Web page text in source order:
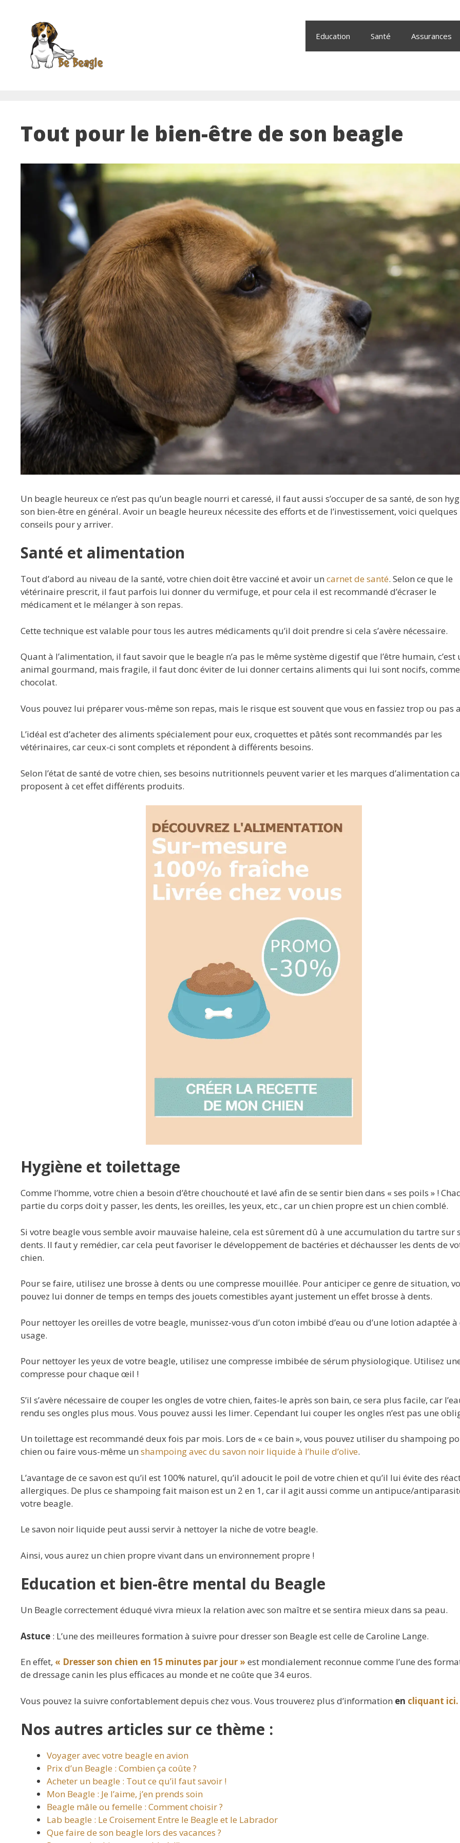
contenu
Education Santé Assurances
Tout pour le bien-être de son beagle
Un beagle heureux ce n’est pas qu’un beagle nourri et caressé, il faut aussi s’occuper de sa santé, de son
son bien-être en général. Avoir un beagle heureux nécessite des efforts et de l’investissement, voici quelques
conseils pour y arriver.
Santé et alimentation
Tout d’abord au niveau de la santé, votre chien doit être vacciné et avoir un carnet de santé. Selon ce que le
vétérinaire prescrit, il faut parfois lui donner du vermifuge, et pour cela il est recommandé d’écraser le
médicament et le mélanger à son repas.
Cette technique est valable pour tous les autres médicaments qu’il doit prendre si cela s’avère nécessaire.
Quant à l’alimentation, il faut savoir que le beagle n’a pas le même système digestif que l’être humain, c’est
animal gourmand, mais fragile, il faut donc éviter de lui donner certains aliments qui lui sont nocifs,
chocolat.
Vous pouvez lui préparer vous-même son repas, mais le risque est souvent que vous en fassiez trop ou pas
L’idéal est d’acheter des aliments spécialement pour eux, croquettes et pâtés sont recommandés par les
vétérinaires, car ceux-ci sont complets et répondent à différents besoins.
Selon l’état de santé de votre chien, ses besoins nutritionnels peuvent varier et les marques d’alimentation
proposent à cet effet différents produits.
Hygiène et toilettage
Comme l’homme, votre chien a besoin d’être chouchouté et lavé afin de se sentir bien dans « ses poils » !
partie du corps doit y passer, les dents, les oreilles, les yeux, etc., car un chien propre est un chien comblé.
Si votre beagle vous semble avoir mauvaise haleine, cela est sûrement dû à une accumulation du tartre sur
dents. Il faut y remédier, car cela peut favoriser le développement de bactéries et déchausser les dents de
chien.
Pour se faire, utilisez une brosse à dents ou une compresse mouillée. Pour anticiper ce genre de situation,
pouvez lui donner de temps en temps des jouets comestibles ayant justement un effet brosse à dents.
Pour nettoyer les oreilles de votre beagle, munissez-vous d’un coton imbibé d’eau ou d’une lotion adaptée à
usage.
Pour nettoyer les yeux de votre beagle, utilisez une compresse imbibée de sérum physiologique. Utilisez
compresse pour chaque œil !
S’il s’avère nécessaire de couper les ongles de votre chien, faites-le après son bain, ce sera plus facile, car
rendu ses ongles plus mous. Vous pouvez aussi les limer. Cependant lui couper les ongles n’est pas une
Un toilettage est recommandé deux fois par mois. Lors de « ce bain », vous pouvez utiliser du shampoing
chien ou faire vous-même un shampoing avec du savon noir liquide à l’huile d’olive.
L’avantage de ce savon est qu’il est 100% naturel, qu’il adoucit le poil de votre chien et qu’il lui évite des
allergiques. De plus ce shampoing fait maison est un 2 en 1, car il agit aussi comme un antipuce/
votre beagle.
Le savon noir liquide peut aussi servir à nettoyer la niche de votre beagle.
Ainsi, vous aurez un chien propre vivant dans un environnement propre !
Education et bien-être mental du Beagle
Un Beagle correctement éduqué vivra mieux la relation avec son maître et se sentira mieux dans sa peau.
Astuce : L’une des meilleures formation à suivre pour dresser son Beagle est celle de Caroline Lange.
En effet, « Dresser son chien en 15 minutes par jour » est mondialement reconnue comme l’une des
de dressage canin les plus efficaces au monde et ne coûte que 34 euros.
Vous pouvez la suivre confortablement depuis chez vous. Vous trouverez plus d’information en cliquant ici.
Nos autres articles sur ce thème :
Voyager avec votre beagle en avion
Prix d’un Beagle : Combien ça coûte ?
Acheter un beagle : Tout ce qu’il faut savoir !
Mon Beagle : Je l’aime, j’en prends soin
Beagle mâle ou femelle : Comment choisir ?
Lab beagle : Le Croisement Entre le Beagle et le Labrador
Que faire de son beagle lors des vacances ?